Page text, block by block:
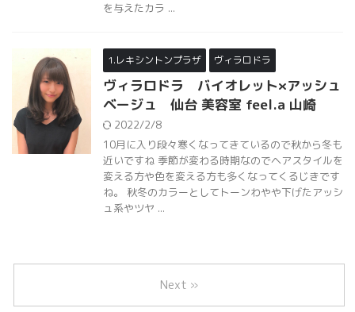
を与えたカラ ...
1.レキシントンプラザ ヴィラロドラ
ヴィラロドラ バイオレット×アッシュ
ベージュ 仙台 美容室 feel.a 山崎
2022/2/8
10月に入り段々寒くなってきているので秋から冬も
近いですね 季節が変わる時期なのでヘアスタイルを
変える方や色を変える方も多くなってくるじきです
ね。 秋冬のカラーとしてトーンわやや下げたアッシ
ュ系やツヤ ...
Next »